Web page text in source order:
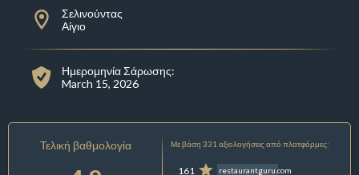
Σελινούντας
Αίγιο
Ημερομηνία Σάρωσης:
March 15, 2026
Τελική βαθμολογία Με βάση 331 αξιολογήσεις από πλατφόρμες:
161 restaurantguru.com